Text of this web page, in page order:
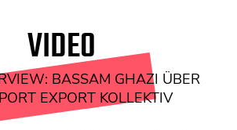
VIDEO
BASSAM GHAZI ÜBER
EXPORT KOLLEKTIV